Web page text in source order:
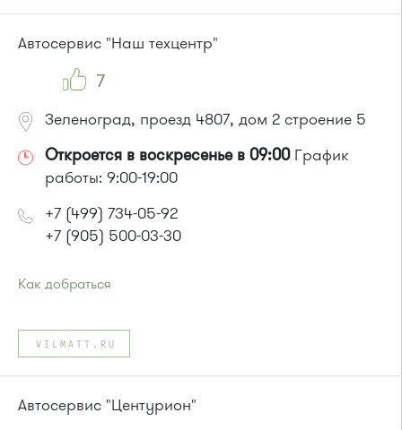
Автобусы № 1, 2, 7.
Автосервис "Наш техцентр"
7
Зеленоград, проезд 4807, дом 2 строение 5
Откроется в воскресенье в 09:00График
работы: 9:00-19:00
+7 (499) 734-05-92
+7 (905) 500-03-30
Как добраться
Автобусы № 1, 2, 7.
Маршрутка № 419м, 720м, 903
или до остановки"Оранжерея":
Маршрутка № 903
VILMATT.RU
Автосервис "Центурион"